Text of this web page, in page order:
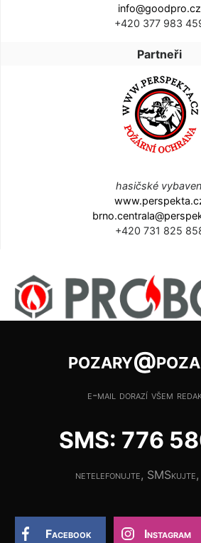
info@goodpro.cz
+420 377 983
Partneři
hasičské
+420 731 825
e-mail dorazí všem
SMS: 776
netelefonujte, SMSkujte,
Facebook Instagram